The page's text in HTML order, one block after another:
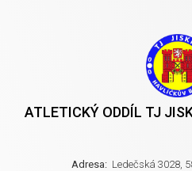
ATLETICKÝ ODDÍL TJ
Adresa: Ledečská 3028,